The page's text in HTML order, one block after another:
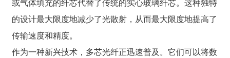
或气体填充的纤芯代替了传统的实心玻璃纤芯。这种独特
的设计最大限度地减少了光散射，从而最大限度地提高了
传输速度和精度。
作为一种新兴技术，多芯光纤正迅速普及。它们可以将数